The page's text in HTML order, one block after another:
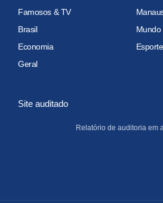
Famosos & TV
Brasil
Mundo
Economia
Geral
Site auditado
Relatório de auditoria em